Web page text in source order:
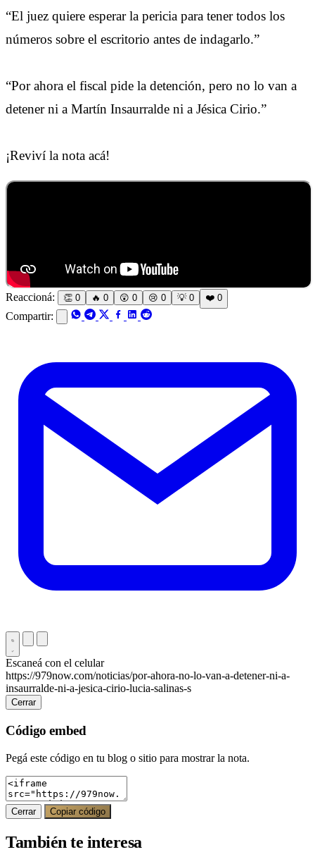
“El juez quiere esperar la pericia para tener todos los
números sobre el escritorio antes de indagarlo.”
“Por ahora el fiscal pide la detención, pero no lo van a
detener ni a Martín Insaurralde ni a Jésica Cirio.”
¡Reviví la nota acá!
Reaccioná: 👏 0 🔥 0 😲 0 😢 0 💡 0 ❤️ 0
Compartir:
Escaneá con el celular
https://979now.com/noticias/por-ahora-no-lo-van-a-detener-ni-a-
insaurralde-ni-a-jesica-cirio-lucia-salinas-s
Cerrar
Código embed
Pegá este código en tu blog o sitio para mostrar la nota.
Cerrar Copiar código
También te interesa